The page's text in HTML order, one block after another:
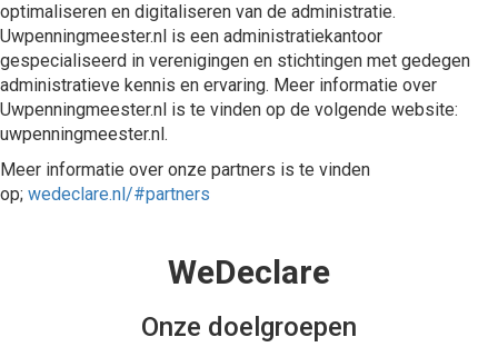
optimaliseren en digitaliseren van de administratie.
Uwpenningmeester.nl is een administratiekantoor
gespecialiseerd in verenigingen en stichtingen met gedegen
administratieve kennis en ervaring. Meer informatie over
Uwpenningmeester.nl is te vinden op de volgende website:
uwpenningmeester.nl.
Meer informatie over onze partners is te vinden
op; wedeclare.nl/#partners
WeDeclare
Onze doelgroepen